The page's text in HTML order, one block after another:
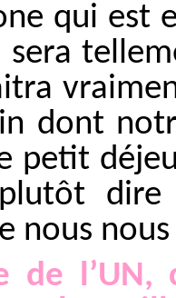
qui est
dont
petit
dire
nous
de l’UN,